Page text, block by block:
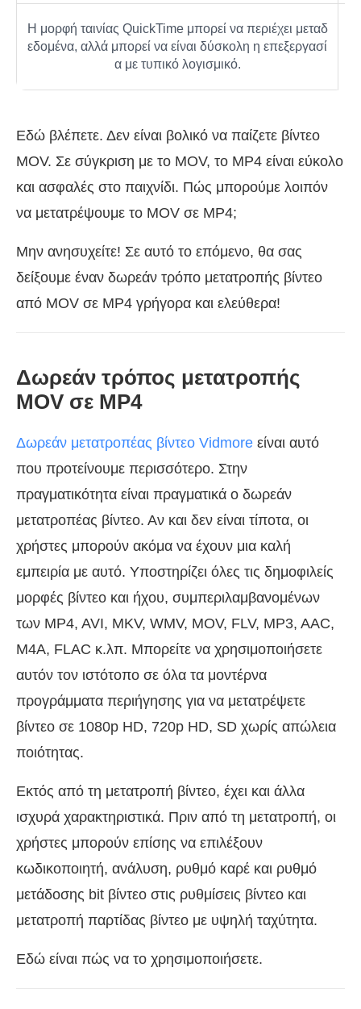
Η μορφή ταινίας QuickTime μπορεί να περιέχει μεταδ
εδομένα, αλλά μπορεί να είναι δύσκολη η επεξεργασί
α με τυπικό λογισμικό.
Εδώ βλέπετε. Δεν είναι βολικό να παίζετε βίντεο
MOV. Σε σύγκριση με το MOV, το MP4 είναι εύκολο
και ασφαλές στο παιχνίδι. Πώς μπορούμε λοιπόν
να μετατρέψουμε το MOV σε MP4;
Μην ανησυχείτε! Σε αυτό το επόμενο, θα σας
δείξουμε έναν δωρεάν τρόπο μετατροπής βίντεο
από MOV σε MP4 γρήγορα και ελεύθερα!
Δωρεάν τρόπος μετατροπής
MOV σε MP4
Δωρεάν μετατροπέας βίντεο Vidmore είναι αυτό
που προτείνουμε περισσότερο. Στην
πραγματικότητα είναι πραγματικά ο δωρεάν
μετατροπέας βίντεο. Αν και δεν είναι τίποτα, οι
χρήστες μπορούν ακόμα να έχουν μια καλή
εμπειρία με αυτό. Υποστηρίζει όλες τις δημοφιλείς
μορφές βίντεο και ήχου, συμπεριλαμβανομένων
των MP4, AVI, MKV, WMV, MOV, FLV, MP3, AAC,
M4A, FLAC κ.λπ. Μπορείτε να χρησιμοποιήσετε
αυτόν τον ιστότοπο σε όλα τα μοντέρνα
προγράμματα περιήγησης για να μετατρέψετε
βίντεο σε 1080p HD, 720p HD, SD χωρίς απώλεια
ποιότητας.
Εκτός από τη μετατροπή βίντεο, έχει και άλλα
ισχυρά χαρακτηριστικά. Πριν από τη μετατροπή, οι
χρήστες μπορούν επίσης να επιλέξουν
κωδικοποιητή, ανάλυση, ρυθμό καρέ και ρυθμό
μετάδοσης bit βίντεο στις ρυθμίσεις βίντεο και
μετατροπή παρτίδας βίντεο με υψηλή ταχύτητα.
Εδώ είναι πώς να το χρησιμοποιήσετε.